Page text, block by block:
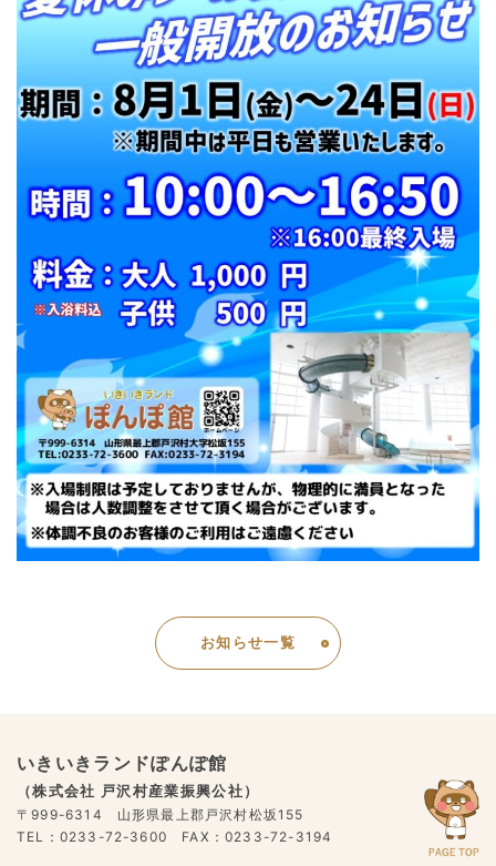
お知らせ一覧
いきいきランドぽんぽ館
（株式会社 戸沢村産業振興公社）
〒999-6314 山形県最上郡戸沢村松坂155
TEL：0233-72-3600 FAX：0233-72-3194